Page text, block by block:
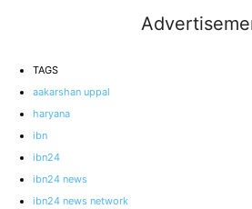
TAGS
aakarshan uppal
haryana
ibn
ibn24
ibn24 news
ibn24 news network